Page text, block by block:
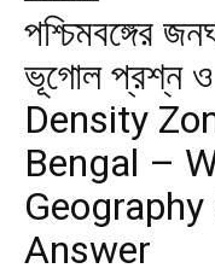
পশ্চিমবঙ্গের
ভূগোল প্রশ্ন
Density
Bengal –
Answer